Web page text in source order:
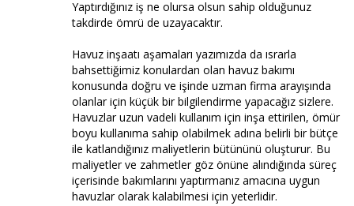
Yaptırdığınız iş ne olursa olsun sahip olduğunuz
takdirde ömrü de uzayacaktır.
Havuz inşaatı aşamaları yazımızda da ısrarla
bahsettiğimiz konulardan olan havuz bakımı
konusunda doğru ve işinde uzman firma arayışında
olanlar için küçük bir bilgilendirme yapacağız sizlere.
Havuzlar uzun vadeli kullanım için inşa ettirilen, ömür
boyu kullanıma sahip olabilmek adına belirli bir bütçe
ile katlandığınız maliyetlerin bütününü oluşturur. Bu
maliyetler ve zahmetler göz önüne alındığında süreç
içerisinde bakımlarını yaptırmanız amacına uygun
havuzlar olarak kalabilmesi için yeterlidir.